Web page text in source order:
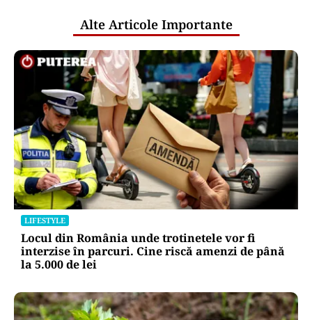
Alte Articole Importante
LIFESTYLE
Locul din România unde trotinetele vor fi
interzise în parcuri. Cine riscă amenzi de până
la 5.000 de lei